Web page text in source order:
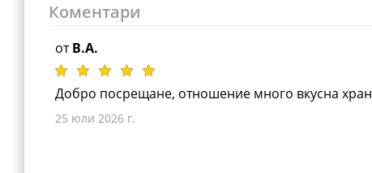
Коментари
отB.A.
Добро посрещане, отношение много вкусна
25 юли 2026 г.